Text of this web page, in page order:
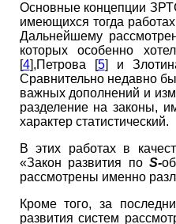
Основные концепции
имеющихся тогда
Дальнейшему
которых особенно
[4],Петрова [5] и
Сравнительно недавно
важных дополнений и
разделение на законы,
характер статистический.
В этих работах в
«Закон развития поS-
рассмотрены именно
Кроме того, за
развития систем